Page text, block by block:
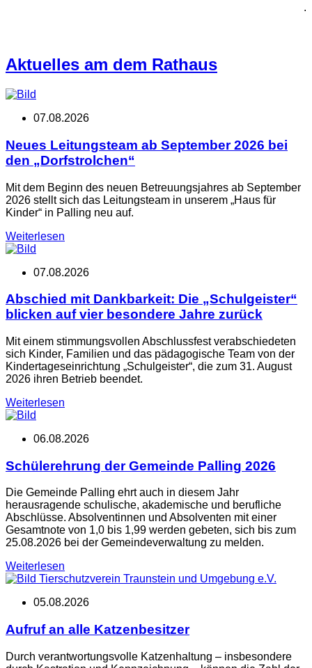
.
Aktuelles am dem Rathaus
07.08.2026
Neues Leitungsteam ab September 2026 bei
den „Dorfstrolchen“
Mit dem Beginn des neuen Betreuungsjahres ab September
2026 stellt sich das Leitungsteam in unserem „Haus für
Kinder“ in Palling neu auf.
Weiterlesen
07.08.2026
Abschied mit Dankbarkeit: Die „Schulgeister“
blicken auf vier besondere Jahre zurück
Mit einem stimmungsvollen Abschlussfest verabschiedeten
sich Kinder, Familien und das pädagogische Team von der
Kindertageseinrichtung „Schulgeister“, die zum 31. August
2026 ihren Betrieb beendet.
Weiterlesen
06.08.2026
Schülerehrung der Gemeinde Palling 2026
Die Gemeinde Palling ehrt auch in diesem Jahr
herausragende schulische, akademische und berufliche
Abschlüsse. Absolventinnen und Absolventen mit einer
Gesamtnote von 1,0 bis 1,99 werden gebeten, sich bis zum
25.08.2026 bei der Gemeindeverwaltung zu melden.
Weiterlesen
Tierschutzverein Traunstein und Umgebung e.V.
05.08.2026
Aufruf an alle Katzenbesitzer
Durch verantwortungsvolle Katzenhaltung – insbesondere